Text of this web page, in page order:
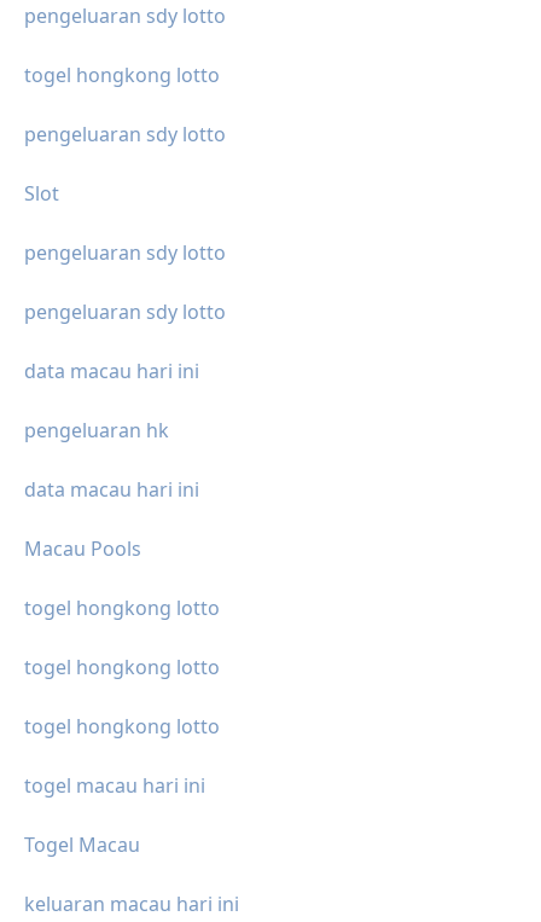
pengeluaran sdy lotto
togel hongkong lotto
pengeluaran sdy lotto
Slot
pengeluaran sdy lotto
pengeluaran sdy lotto
data macau hari ini
pengeluaran hk
data macau hari ini
Macau Pools
togel hongkong lotto
togel hongkong lotto
togel hongkong lotto
togel macau hari ini
Togel Macau
keluaran macau hari ini